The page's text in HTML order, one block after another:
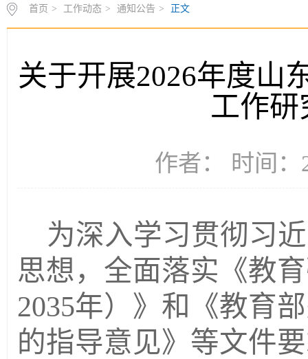
首页 > 工作动态 > 通知公告 > 正文
关于开展2026年度山
工作
作者： 时间：
为深入学习贯彻习
思想，全面落实《教
2035年）》和《教育
的指导意见》等文件